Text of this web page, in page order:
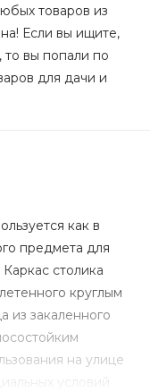
товаров из
Если вы ищите,
то вы попали по
для дачи и
как в
предмета для
столика
круглым
из закаленного
на улице
условий